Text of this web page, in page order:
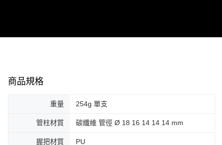
恩沛科技股份有限公司將有權停止該用戶之使用額度並採取法律行動。
商品規格
重量 254g 單支
管柱材質 碳纖維 管徑 Ø 18 16 14 14 14 mm
握把材質 PU